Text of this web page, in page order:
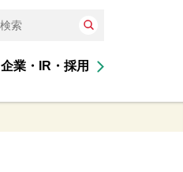
企業・IR・採用